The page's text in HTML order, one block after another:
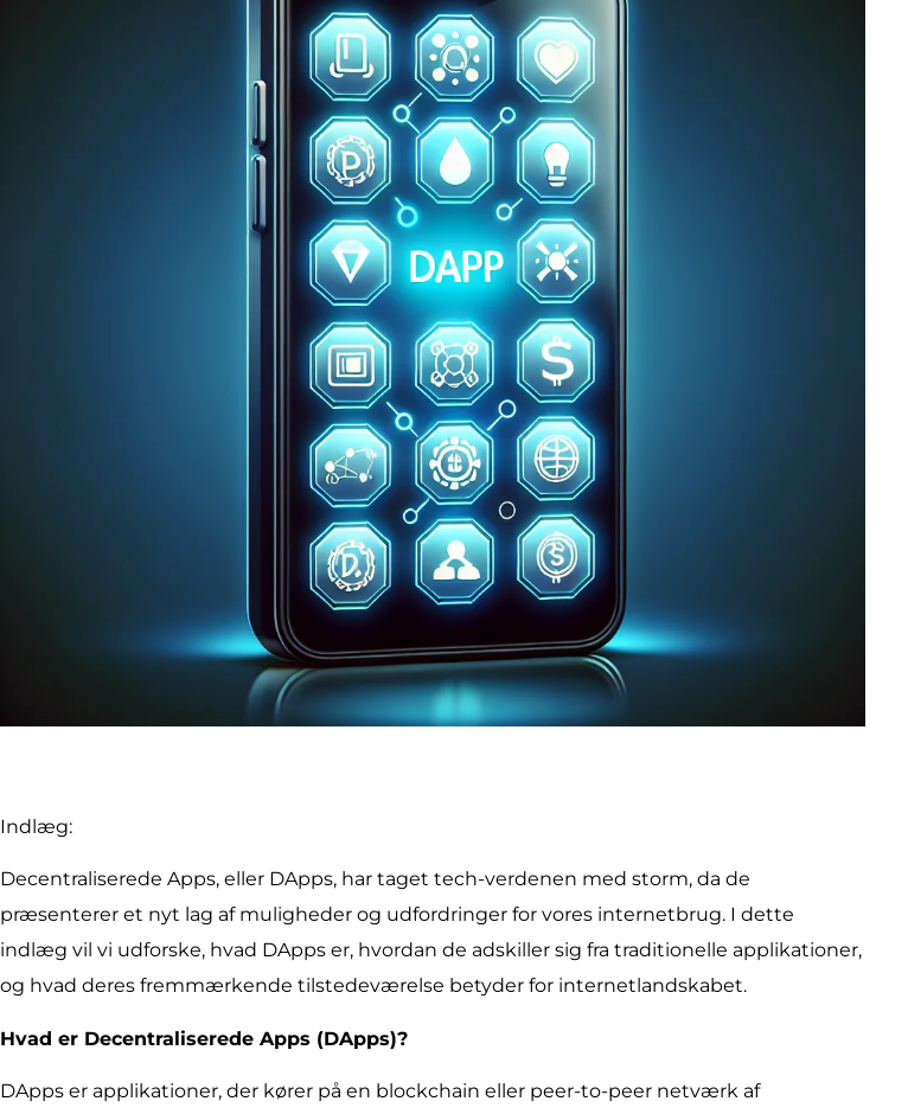
Indlæg:
Decentraliserede Apps, eller DApps, har taget tech-verdenen med storm, da de
præsenterer et nyt lag af muligheder og udfordringer for vores internetbrug. I dette
indlæg vil vi udforske, hvad DApps er, hvordan de adskiller sig fra traditionelle applikationer,
og hvad deres fremmærkende tilstedeværelse betyder for internetlandskabet.
Hvad er Decentraliserede Apps (DApps)?
DApps er applikationer, der kører på en blockchain eller peer-to-peer netværk af